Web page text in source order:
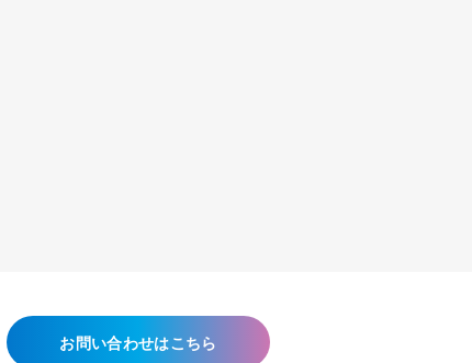
お問い合わせはこちら